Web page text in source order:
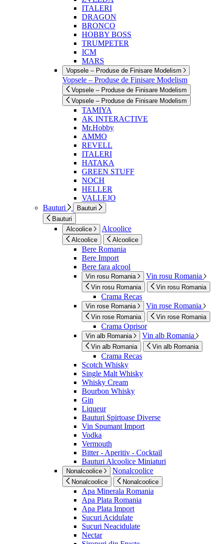
ITALERI
DRAGON
BRONCO
HOBBY BOSS
TRUMPETER
ICM
MARS
Vopsele – Produse de Finisare Modelism
Vopsele – Produse de Finisare Modelism
Vopsele – Produse de Finisare Modelism
Vopsele – Produse de Finisare Modelism
TAMIYA
AK INTERACTIVE
Mr.Hobby
AMMO
REVELL
ITALERI
HATAKA
GREEN STUFF
NOCH
HELLER
VALLEJO
Bauturi
Bauturi
Bauturi
Alcoolice
Alcoolice
Alcoolice Alcoolice
Bere Romania
Bere Import
Bere fara alcool
Vin rosu Romania Vin rosu Romania
Vin rosu Romania Vin rosu Romania
Crama Recas
Vin rose Romania Vin rose Romania
Vin rose Romania Vin rose Romania
Crama Oprisor
Vin alb Romania Vin alb Romania
Vin alb Romania Vin alb Romania
Crama Recas
Scotch Whisky
Single Malt Whisky
Whisky Cream
Bourbon Whisky
Gin
Liqueur
Bauturi Spirtoase Diverse
Vin Spumant Import
Vodka
Vermouth
Bitter - Aperitiv - Cocktail
Bauturi Alcoolice Miniaturi
Nonalcoolice Nonalcoolice
Nonalcoolice Nonalcoolice
Apa Minerala Romania
Apa Plata Romania
Apa Plata Import
Sucuri Acidulate
Sucuri Neacidulate
Nectar